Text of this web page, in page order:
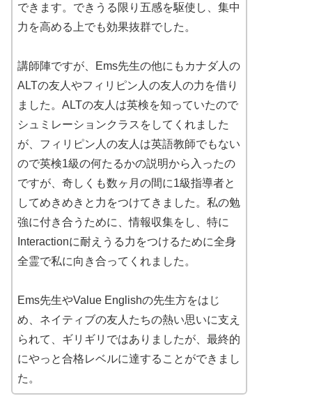
できます。できうる限り五感を駆使し、集中
力を高める上でも効果抜群でした。
講師陣ですが、Ems先生の他にもカナダ人の
ALTの友人やフィリピン人の友人の力を借り
ました。ALTの友人は英検を知っていたので
シュミレーションクラスをしてくれました
が、フィリピン人の友人は英語教師でもない
ので英検1級の何たるかの説明から入ったの
ですが、奇しくも数ヶ月の間に1級指導者と
してめきめきと力をつけてきました。私の勉
強に付き合うために、情報収集をし、特に
Interactionに耐えうる力をつけるために全身
全霊で私に向き合ってくれました。
Ems先生やValue Englishの先生方をはじ
め、ネイティブの友人たちの熱い思いに支え
られて、ギリギリではありましたが、最終的
にやっと合格レベルに達することができまし
た。